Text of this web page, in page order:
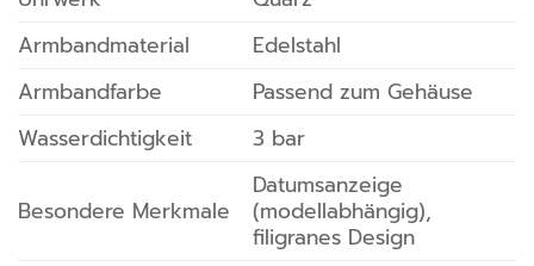
Armbandmaterial
Edelstahl
Armbandfarbe
Passend zum Gehäuse
Wasserdichtigkeit
3 bar
Besondere Merkmale
Datumsanzeige
(modellabhängig),
filigranes Design